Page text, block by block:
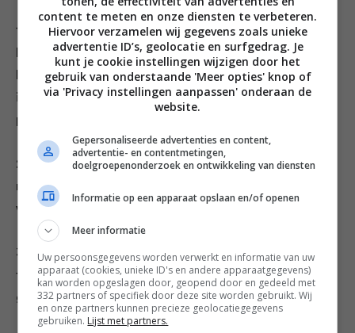
1 Snijd het vlees in reepjes en vervolgens in kleine
blokjes. Wrijf het het vlees in met wat peper en zout,
blaadjes marjoraan en de sinaasappelrasp. Rol het dan
in vershoudfolie en leg het op een stevige, houten
plank.
2. Pak een deegroller of pan met zware bodem en sla 2
minuten stevig op het vlees zodat het extra mals
wordt.
3. Verwijder de folie, druppel wat citroensap en een
flinke scheut olijfolie over het vlees en serveer het met
geroosterd brood.
content te meten en onze diensten te verbeteren.
Hiervoor verzamelen wij gegevens zoals unieke
advertentie ID’s, geolocatie en surfgedrag. Je
kunt je cookie instellingen wijzigen door het
gebruik van onderstaande 'Meer opties' knop of
via 'Privacy instellingen aanpassen' onderaan de
website.
Gepersonaliseerde advertenties en content,
advertentie- en contentmetingen,
doelgroepenonderzoek en ontwikkeling van diensten
Informatie op een apparaat opslaan en/of openen
Meer informatie
Uw persoonsgegevens worden verwerkt en informatie van uw
apparaat (cookies, unieke ID's en andere apparaatgegevens)
kan worden opgeslagen door, geopend door en gedeeld met
332 partners of specifiek door deze site worden gebruikt. Wij
en onze partners kunnen precieze geolocatiegegevens
gebruiken. Lijst met partners.